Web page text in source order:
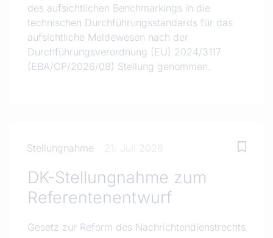
des aufsichtlichen Benchmarkings in die
technischen Durchführungsstandards für das
aufsichtliche Meldewesen nach der
Durchführungsverordnung (EU) 2024/3117
(EBA/CP/2026/08) Stellung genommen.
Stellungnahme 21. Juli 2026
DK-Stellungnahme zum
Referentenentwurf
Gesetz zur Reform des Nachrichtendienstrechts